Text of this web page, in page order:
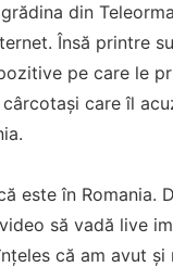
din
Însă printre
pe care le
care îl
este în Romania.
să vadă live
că am avut și